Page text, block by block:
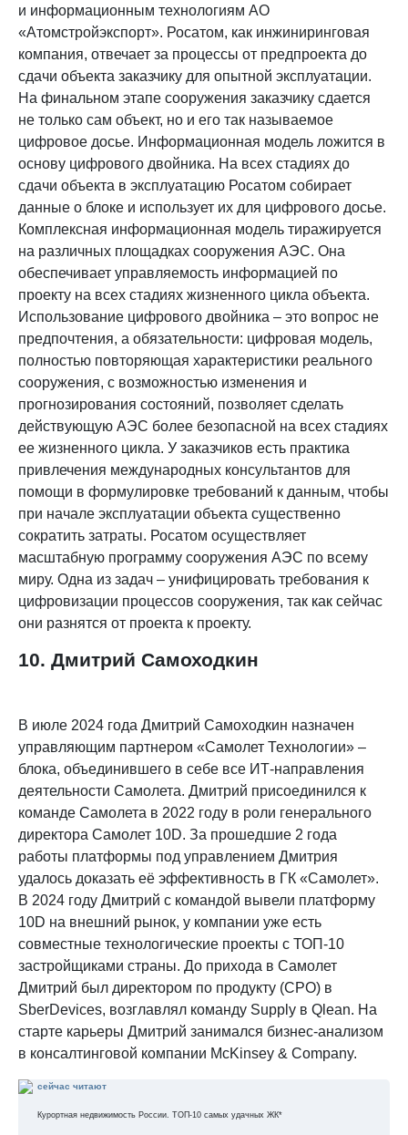
и информационным технологиям АО
«Атомстройэкспорт». Росатом, как инжиниринговая
компания, отвечает за процессы от предпроекта до
сдачи объекта заказчику для опытной эксплуатации.
На финальном этапе сооружения заказчику сдается
не только сам объект, но и его так называемое
цифровое досье. Информационная модель ложится в
основу цифрового двойника. На всех стадиях до
сдачи объекта в эксплуатацию Росатом собирает
данные о блоке и использует их для цифрового досье.
Комплексная информационная модель тиражируется
на различных площадках сооружения АЭС. Она
обеспечивает управляемость информацией по
проекту на всех стадиях жизненного цикла объекта.
Использование цифрового двойника – это вопрос не
предпочтения, а обязательности: цифровая модель,
полностью повторяющая характеристики реального
сооружения, с возможностью изменения и
прогнозирования состояний, позволяет сделать
действующую АЭС более безопасной на всех стадиях
ее жизненного цикла. У заказчиков есть практика
привлечения международных консультантов для
помощи в формулировке требований к данным, чтобы
при начале эксплуатации объекта существенно
сократить затраты. Росатом осуществляет
масштабную программу сооружения АЭС по всему
миру. Одна из задач – унифицировать требования к
цифровизации процессов сооружения, так как сейчас
они разнятся от проекта к проекту.
10. Дмитрий Самоходкин
В июле 2024 года Дмитрий Самоходкин назначен
управляющим партнером «Самолет Технологии» –
блока, объединившего в себе все ИТ-направления
деятельности Самолета. Дмитрий присоединился к
команде Самолета в 2022 году в роли генерального
директора Самолет 10D. За прошедшие 2 года
работы платформы под управлением Дмитрия
удалось доказать её эффективность в ГК «Самолет».
В 2024 году Дмитрий с командой вывели платформу
10D на внешний рынок, у компании уже есть
совместные технологические проекты с ТОП-10
застройщиками страны. До прихода в Самолет
Дмитрий был директором по продукту (CPO) в
SberDevices, возглавлял команду Supply в Qlean. На
старте карьеры Дмитрий занимался бизнес-анализом
в консалтинговой компании McKinsey & Company.
сейчас читают
Курортная недвижимость России. ТОП-10 самых удачных ЖК*